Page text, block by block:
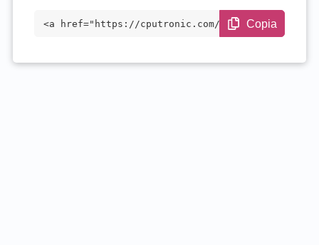
<a href="https://cputronic.com/it/gpu/am
Copia